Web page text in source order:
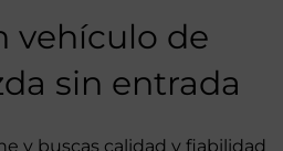
vehículo de
sin entrada
y buscas calidad y fiabilidad